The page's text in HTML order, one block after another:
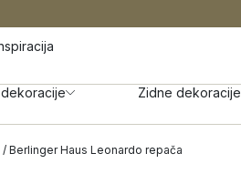
Zidne dekoracije
/ Berlinger Haus Leonardo repača